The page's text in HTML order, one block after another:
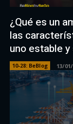
¿Qué es un
las
uno estable
10-28: BeBlog 13/